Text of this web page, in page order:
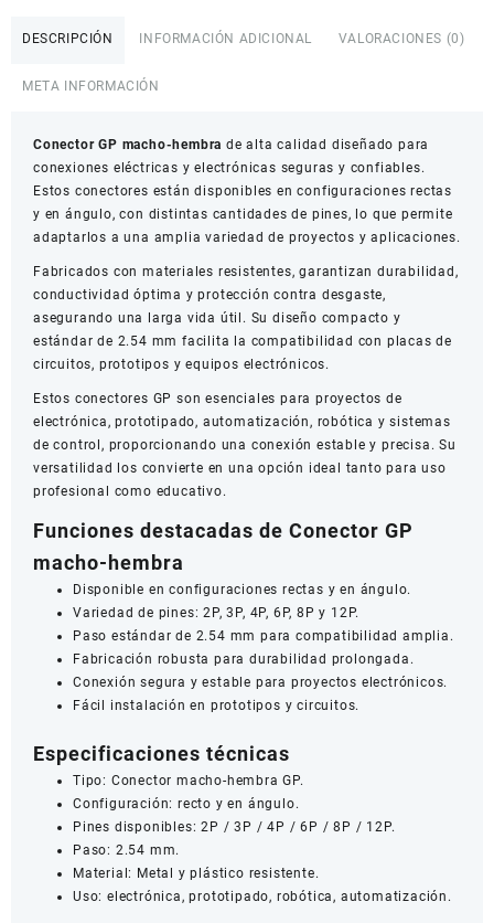
cantidad
DESCRIPCIÓN INFORMACIÓN ADICIONAL VALORACIONES (0)
META INFORMACIÓN
Conector GP macho-hembra de alta calidad diseñado para
conexiones eléctricas y electrónicas seguras y confiables.
Estos conectores están disponibles en configuraciones rectas
y en ángulo, con distintas cantidades de pines, lo que permite
adaptarlos a una amplia variedad de proyectos y aplicaciones.
Fabricados con materiales resistentes, garantizan durabilidad,
conductividad óptima y protección contra desgaste,
asegurando una larga vida útil. Su diseño compacto y
estándar de 2.54 mm facilita la compatibilidad con placas de
circuitos, prototipos y equipos electrónicos.
Estos conectores GP son esenciales para proyectos de
electrónica, prototipado, automatización, robótica y sistemas
de control, proporcionando una conexión estable y precisa. Su
versatilidad los convierte en una opción ideal tanto para uso
profesional como educativo.
Funciones destacadas de Conector GP
macho-hembra
Disponible en configuraciones rectas y en ángulo.
Variedad de pines: 2P, 3P, 4P, 6P, 8P y 12P.
Paso estándar de 2.54 mm para compatibilidad amplia.
Fabricación robusta para durabilidad prolongada.
Conexión segura y estable para proyectos electrónicos.
Fácil instalación en prototipos y circuitos.
Especificaciones técnicas
Tipo: Conector macho-hembra GP.
Configuración: recto y en ángulo.
Pines disponibles: 2P / 3P / 4P / 6P / 8P / 12P.
Paso: 2.54 mm.
Material: Metal y plástico resistente.
Uso: electrónica, prototipado, robótica, automatización.